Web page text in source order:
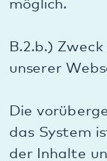
nach
diesem Fall
oder
B.2.f.)
bei Besuch